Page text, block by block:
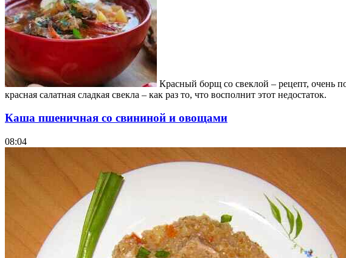
Красный борщ со свеклой – рецепт, очень
красная салатная сладкая свекла – как раз то, что восполнит этот недостаток.
Каша пшеничная со свининой и овощами
08:04